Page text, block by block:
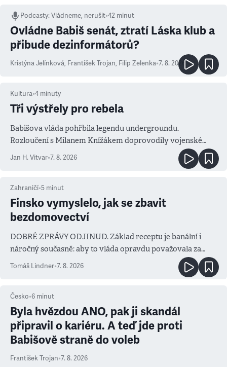
Podcasty:Vládneme, nerušit•42 minut
Ovládne Babiš senát, ztratí Láska klub a
přibude dezinformátorů?
Kristýna Jelínková, František Trojan, Filip Zelenka•7. 8. 2026
Kultura•4 minuty
Tři výstřely pro rebela
Babišova vláda pohřbila legendu undergroundu.
Rozloučení s Milanem Knížákem doprovodily vojenské
salvy i kritika pokrokářů
Jan H. Vitvar•7. 8. 2026
Zahraničí•5 minut
Finsko vymyslelo, jak se zbavit
bezdomovectví
DOBRÉ ZPRÁVY ODJINUD. Základ receptu je banální i
náročný současně: aby to vláda opravdu považovala za
prioritu
Tomáš Lindner•7. 8. 2026
Česko•6 minut
Byla hvězdou ANO, pak ji skandál
připravil o kariéru. A teď jde proti
Babišově straně do voleb
František Trojan•7. 8. 2026